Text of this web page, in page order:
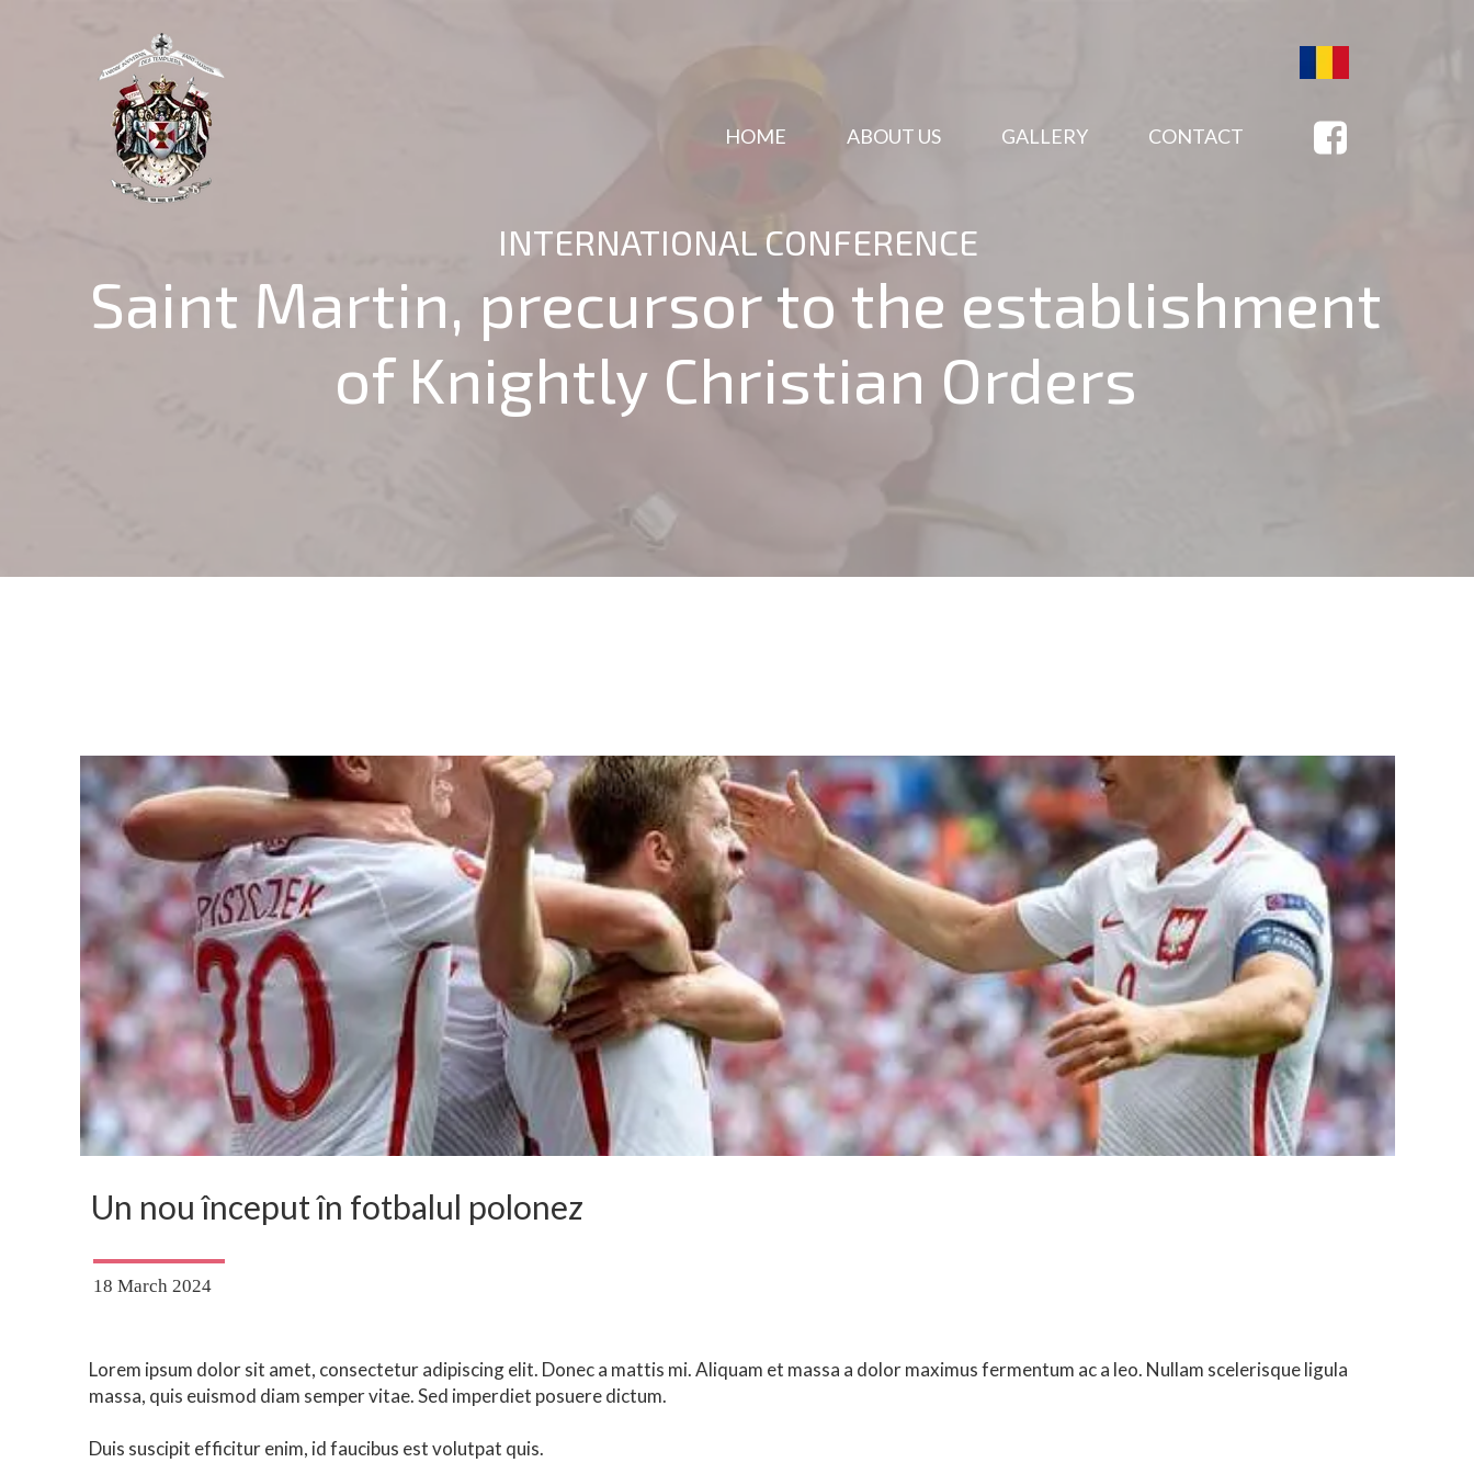
HOME ABOUT US GALLERY CONTACT
Saint Martin, precursor to the establishment
of Knightly Christian Orders
INTERNATIONAL CONFERENCE
Un nou început în fotbalul polonez
18 March 2024
Lorem ipsum dolor sit amet, consectetur adipiscing elit. Donec a mattis mi. Aliquam et massa a dolor maximus fermentum ac a leo. Nullam scelerisque ligula
massa, quis euismod diam semper vitae. Sed imperdiet posuere dictum.
Duis suscipit efficitur enim, id faucibus est volutpat quis.